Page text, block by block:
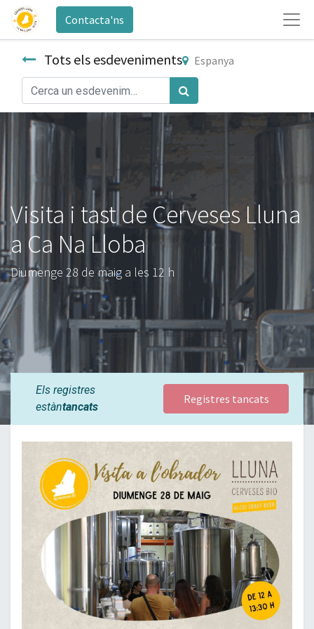
Contacta'ns
Tots els esdeveniments Espanya
Visita i tast de Cerveses Lluna
a Ca Na Lloba
Diumenge 28 de maig a les 12 h
Els registres
estàntancats
Registres tancats